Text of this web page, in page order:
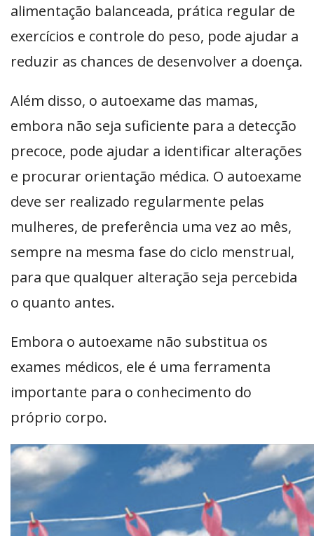
alimentação balanceada, prática regular de
exercícios e controle do peso, pode ajudar a
reduzir as chances de desenvolver a doença.
Além disso, o autoexame das mamas,
embora não seja suficiente para a detecção
precoce, pode ajudar a identificar alterações
e procurar orientação médica. O autoexame
deve ser realizado regularmente pelas
mulheres, de preferência uma vez ao mês,
sempre na mesma fase do ciclo menstrual,
para que qualquer alteração seja percebida
o quanto antes.
Embora o autoexame não substitua os
exames médicos, ele é uma ferramenta
importante para o conhecimento do
próprio corpo.